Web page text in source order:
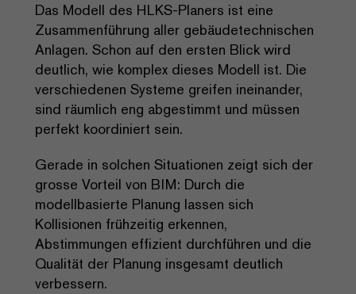
Das Modell des HLKS-Planers ist eine
Zusammenführung aller gebäudetechnischen
Anlagen. Schon auf den ersten Blick wird
deutlich, wie komplex dieses Modell ist. Die
verschiedenen Systeme greifen ineinander,
sind räumlich eng abgestimmt und müssen
perfekt koordiniert sein.
Gerade in solchen Situationen zeigt sich der
grosse Vorteil von BIM: Durch die
modellbasierte Planung lassen sich
Kollisionen frühzeitig erkennen,
Abstimmungen effizient durchführen und die
Qualität der Planung insgesamt deutlich
verbessern.